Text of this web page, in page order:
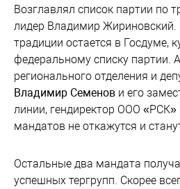
Возглавлял список партии по
лидер Владимир Жириновский.
традиции остается в Госдуме,
федеральному списку партии.
регионального отделения и
Владимир Семенов и его
линии, гендиректор ООО «РСК»
мандатов не откажутся и
Остальные два мандата
успешных тергрупп. Скорее